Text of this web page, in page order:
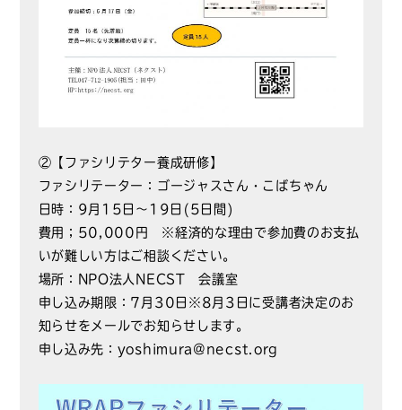
②【ファシリテター養成研修】
ファシリテーター：ゴージャスさん・こばちゃん
日時：9月15日～19日(5日間)
費用；50,000円 ※経済的な理由で参加費のお支払
いが難しい方はご相談ください。
場所：NPO法人NECST 会議室
申し込み期限：7月30日※8月3日に受講者決定のお
知らせをメールでお知らせします。
申し込み先：yoshimura@necst.org